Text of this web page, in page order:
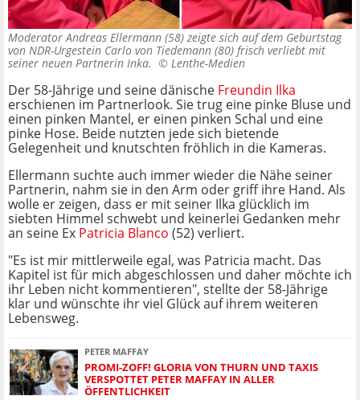
Moderator Andreas Ellermann (58) zeigte sich auf dem Geburtstag
von NDR-Urgestein Carlo von Tiedemann (80) frisch verliebt mit
seiner neuen Partnerin Inka. © Lenthe-Medien
Der 58-Jährige und seine dänische Freundin Ilka
erschienen im Partnerlook. Sie trug eine pinke Bluse und
einen pinken Mantel, er einen pinken Schal und eine
pinke Hose. Beide nutzten jede sich bietende
Gelegenheit und knutschten fröhlich in die Kameras.
Ellermann suchte auch immer wieder die Nähe seiner
Partnerin, nahm sie in den Arm oder griff ihre Hand. Als
wolle er zeigen, dass er mit seiner Ilka glücklich im
siebten Himmel schwebt und keinerlei Gedanken mehr
an seine Ex Patricia Blanco (52) verliert.
"Es ist mir mittlerweile egal, was Patricia macht. Das
Kapitel ist für mich abgeschlossen und daher möchte ich
ihr Leben nicht kommentieren", stellte der 58-Jährige
klar und wünschte ihr viel Glück auf ihrem weiteren
Lebensweg.
PETER MAFFAY
PROMI-ZOFF! GLORIA VON THURN UND TAXIS
VERSPOTTET PETER MAFFAY IN ALLER
ÖFFENTLICHKEIT